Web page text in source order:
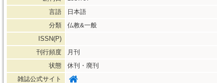
言語
日本語
分類
仏教&一般
ISSN(P)
刊行頻度
月刊
状態
休刊・廃刊
雑誌公式サイト